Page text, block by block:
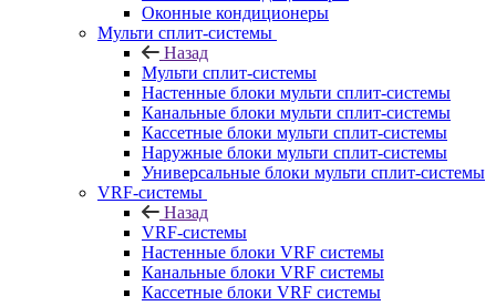
Оконные кондиционеры
Мульти сплит-системы
Назад
Мульти сплит-системы
Настенные блоки мульти сплит-системы
Канальные блоки мульти сплит-системы
Кассетные блоки мульти сплит-системы
Наружные блоки мульти сплит-системы
Универсальные блоки мульти сплит-системы
VRF-системы
Назад
VRF-системы
Настенные блоки VRF системы
Канальные блоки VRF системы
Кассетные блоки VRF системы